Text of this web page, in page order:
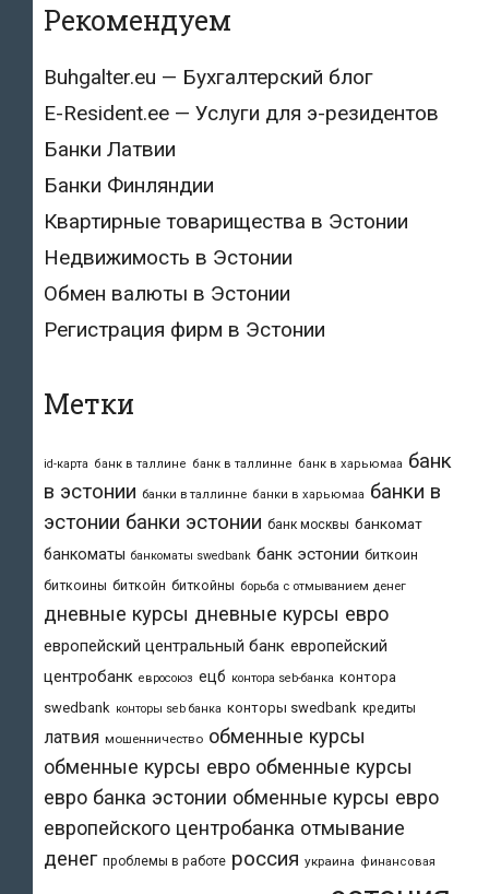
Рекомендуем
Buhgalter.eu — Бухгалтерский блог
E-Resident.ee — Услуги для э-резидентов
Банки Латвии
Банки Финляндии
Квартирные товарищества в Эстонии
Недвижимость в Эстонии
Обмен валюты в Эстонии
Регистрация фирм в Эстонии
Метки
id-карта банк в таллине банк в таллинне банк в харьюмаа банк
в эстонии банки в таллинне банки в харьюмаа банки в
эстонии банки эстонии банк москвы банкомат
банкоматы банкоматы swedbank банк эстонии биткоин
биткоины биткойн биткойны борьба с отмыванием денег
дневные курсы дневные курсы евро
европейский центральный банк европейский
центробанк евросоюз ецб контора seb-банка контора
swedbank конторы seb банка конторы swedbank кредиты
латвия мошенничество обменные курсы
обменные курсы евро обменные курсы
евро банка эстонии обменные курсы евро
европейского центробанка отмывание
денег проблемы в работе россия украина финансовая